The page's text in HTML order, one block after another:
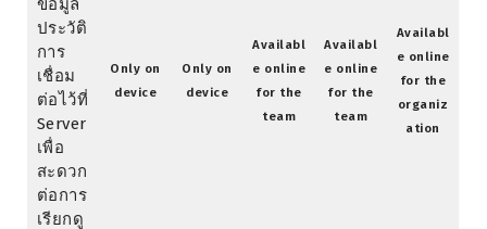
ข้อมูล
ประวัติ
การ
เชื่อม
ต่อไว้ที่
Server
เพื่อ
สะดวก
ต่อการ
เรียกดู
Only on
device
Only on
device
Availabl
e online
for the
team
Availabl
e online
for the
team
Availabl
e online
for the
organiz
ation